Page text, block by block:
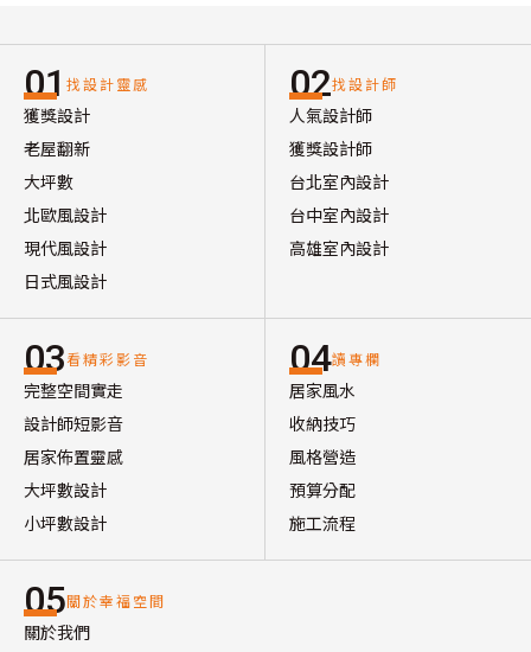
01 找設計靈感
獲獎設計
老屋翻新
大坪數
北歐風設計
現代風設計
日式風設計
02找設計師
人氣設計師
獲獎設計師
台北室內設計
台中室內設計
高雄室內設計
03看精彩影音
完整空間實走
設計師短影音
居家佈置靈感
大坪數設計
小坪數設計
04讀專欄
居家風水
收納技巧
風格營造
預算分配
施工流程
05關於幸福空間
關於我們